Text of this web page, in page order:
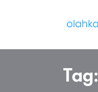
Tag: